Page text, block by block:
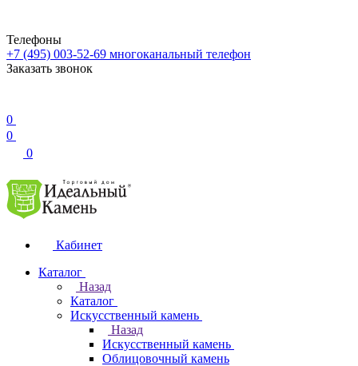
Телефоны
+7 (495) 003-52-69 многоканальный телефон
Заказать звонок
0
0
0
Кабинет
Каталог
Назад
Каталог
Искусственный камень
Назад
Искусственный камень
Облицовочный камень